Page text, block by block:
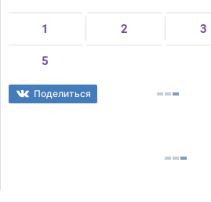
1 2 3
5
Поделиться